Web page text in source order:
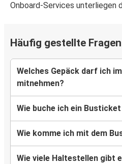
Onboard-Services unterliegen
Häufig gestellte Fragen
Welches Gepäck darf ich
mitnehmen?
Wie buche ich ein
Wie komme ich mit dem
Wie viele Haltestellen gibt